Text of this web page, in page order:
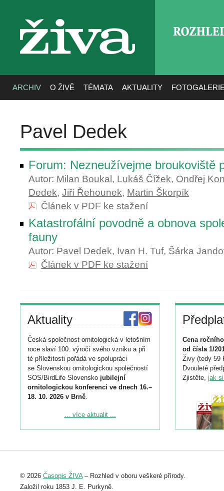
živa
ARCHIV O ŽIVĚ TÉMATA AKTUALITY
Pavel Dedek
Forum: Nezneužívejme broukoviště
Autor: Milan Boukal , Lukáš Čížek, Ondřej
Dedek, Jiří Řehounek, Martin Škorpík
Článek v PDF ke stažení
Katastrofální povodně a obnova
fauny
Autor: Pavel Dedek, Ivan H. Tuf, Šárka
Článek v PDF ke stažení
Aktuality
Česká společnost ornitologická v letošním
roce slaví 100. výročí svého vzniku a při
té příležitosti pořádá ve spolupráci
se Slovenskou ornitologickou společností
SOS/BirdLife Slovensko jubilejní
ornitologickou konferenci ve dnech 16.–
18. 10. 2026 v Brně.
Podrobnější informace ke konferenci
Registrovat se můžete do 6. září.
abstraktu přihlášené přednášky nebo
posteru je už 30. června.
... více aktualit ...
Cena
od čísla 1/
Živy (tedy 59
Dvouleté
Zjistěte, jak
© 2026 Časopis ŽIVA– Rozhled v oboru veškeré přírody.
Založil roku 1853 J. E. Purkyně.